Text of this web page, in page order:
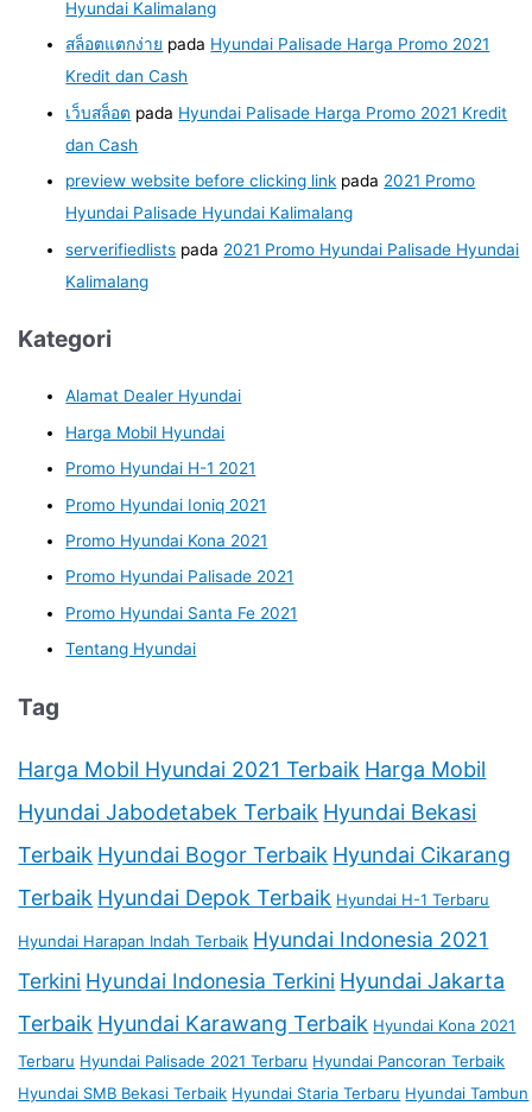
Hyundai Kalimalang
สล็อตแตกง่าย pada Hyundai Palisade Harga Promo 2021
Kredit dan Cash
เว็บสล็อต pada Hyundai Palisade Harga Promo 2021 Kredit
dan Cash
preview website before clicking link pada 2021 Promo
Hyundai Palisade Hyundai Kalimalang
serverifiedlists pada 2021 Promo Hyundai Palisade Hyundai
Kalimalang
Kategori
Alamat Dealer Hyundai
Harga Mobil Hyundai
Promo Hyundai H-1 2021
Promo Hyundai Ioniq 2021
Promo Hyundai Kona 2021
Promo Hyundai Palisade 2021
Promo Hyundai Santa Fe 2021
Tentang Hyundai
Tag
Harga Mobil Hyundai 2021 Terbaik Harga Mobil
Hyundai Jabodetabek Terbaik Hyundai Bekasi
Terbaik Hyundai Bogor Terbaik Hyundai Cikarang
Terbaik Hyundai Depok Terbaik Hyundai H-1 Terbaru
Hyundai Harapan Indah Terbaik Hyundai Indonesia 2021
Terkini Hyundai Indonesia Terkini Hyundai Jakarta
Terbaik Hyundai Karawang Terbaik Hyundai Kona 2021
Terbaru Hyundai Palisade 2021 Terbaru Hyundai Pancoran Terbaik
Hyundai SMB Bekasi Terbaik Hyundai Staria Terbaru Hyundai Tambun